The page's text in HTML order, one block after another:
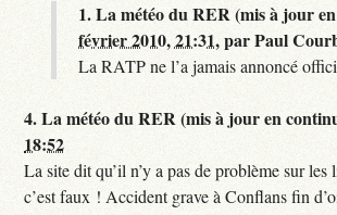
1.La météo du RER (mis à jour
février 2010, 21:31,parPaul
La RATP ne l’a jamais annoncé
4.La météo du RER (mis à jour en
18:52
La site dit qu’il n’y a pas de problème sur les
c’est faux ! Accident grave à Conflans fin